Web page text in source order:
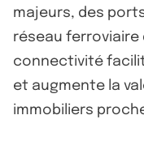
majeurs, des
réseau ferroviaire
connectivité
et augmente la
immobiliers